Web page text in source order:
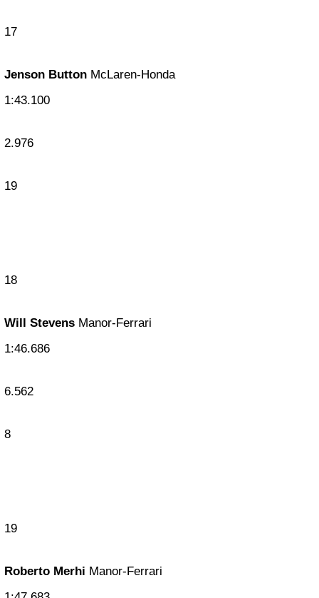
17
Jenson Button McLaren-Honda
1:43.100
2.976
19
18
Will Stevens Manor-Ferrari
1:46.686
6.562
8
19
Roberto Merhi Manor-Ferrari